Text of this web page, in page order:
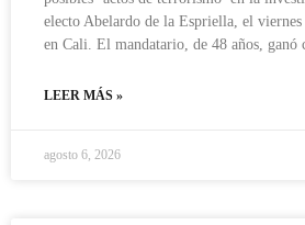
electo Abelardo de la Espriella, el viernes
en Cali. El mandatario, de 48 años, ganó
LEER MÁS »
agosto 6, 2026